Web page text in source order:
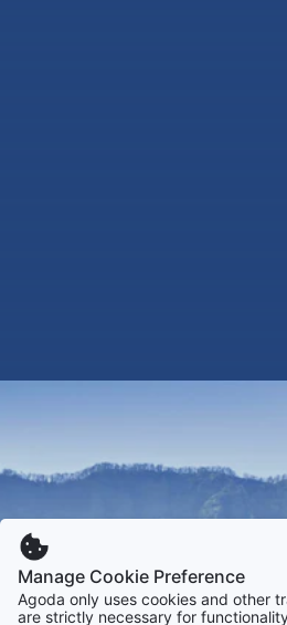
Manage Cookie Preference
Agoda only uses cookies and other
are strictly necessary for